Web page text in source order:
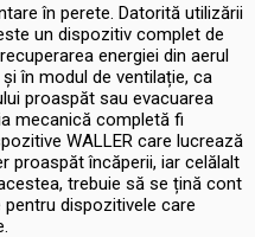
în perete. Datorită utilizării
un dispozitiv complet de
energiei din aerul
în modul de ventilație, ca
proaspăt sau evacuarea
mecanică completă fi
WALLER care lucrează
proaspăt încăperii, iar celălalt
trebuie să se țină cont
dispozitivele care